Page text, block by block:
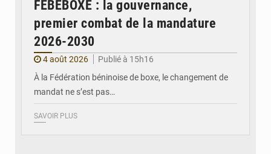
FÉBÉBOXE : la gouvernance,
premier combat de la mandature
2026-2030
4 août 2026
Publié à 15h16
À la Fédération béninoise de boxe, le changement de
mandat ne s’est pas…
SAVOIR PLUS